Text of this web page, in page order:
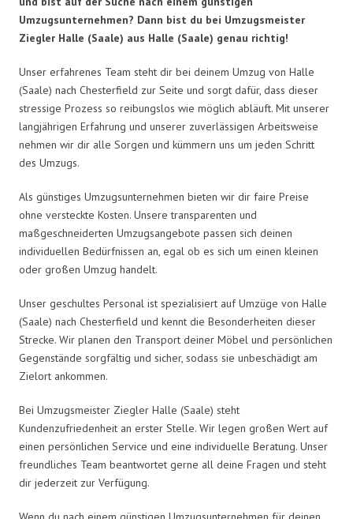
Umzugsunternehmen? Dann bist du bei Umzugsmeister
Ziegler Halle (Saale) aus Halle (Saale) genau richtig!
Unser erfahrenes Team steht dir bei deinem Umzug von Halle
(Saale) nach Chesterfield zur Seite und sorgt dafür, dass dieser
stressige Prozess so reibungslos wie möglich abläuft. Mit unserer
langjährigen Erfahrung und unserer zuverlässigen Arbeitsweise
nehmen wir dir alle Sorgen und kümmern uns um jeden Schritt
des Umzugs.
Als günstiges Umzugsunternehmen bieten wir dir faire Preise
ohne versteckte Kosten. Unsere transparenten und
maßgeschneiderten Umzugsangebote passen sich deinen
individuellen Bedürfnissen an, egal ob es sich um einen kleinen
oder großen Umzug handelt.
Unser geschultes Personal ist spezialisiert auf Umzüge von Halle
(Saale) nach Chesterfield und kennt die Besonderheiten dieser
Strecke. Wir planen den Transport deiner Möbel und persönlichen
Gegenstände sorgfältig und sicher, sodass sie unbeschädigt am
Zielort ankommen.
Bei Umzugsmeister Ziegler Halle (Saale) steht
Kundenzufriedenheit an erster Stelle. Wir legen großen Wert auf
einen persönlichen Service und eine individuelle Beratung. Unser
freundliches Team beantwortet gerne all deine Fragen und steht
dir jederzeit zur Verfügung.